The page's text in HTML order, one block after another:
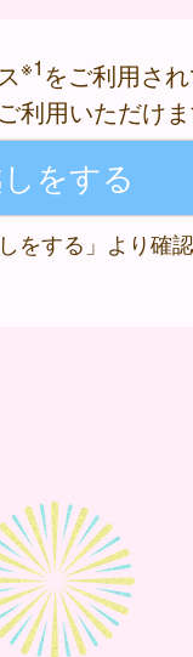
※1 をご利用さ
利用いただけ
をする」より確